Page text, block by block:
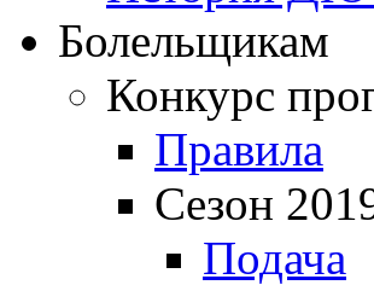
Болельщикам
Конкурс
Правила
Сезон
Подача